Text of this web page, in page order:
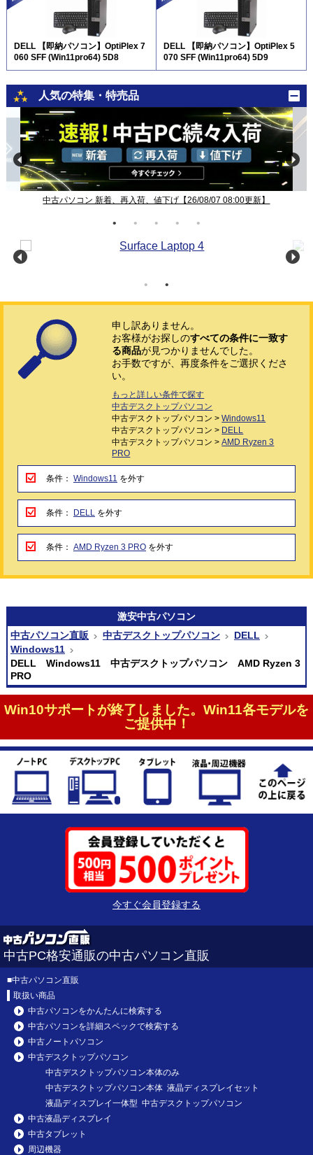
DELL 【即納パソコン】OptiPlex 7
060 SFF (Win11pro64) 5D8
DELL 【即納パソコン】OptiPlex 5
070 SFF (Win11pro64) 5D9
人気の特集・特売品
中古パソコン 新着、再入荷、値下げ【26/08/07 08:00更新】
申し訳ありません。
お客様がお探しのすべての条件に一致す
る商品が見つかりませんでした。
お手数ですが、再度条件をご選択くださ
い。
もっと詳しい条件で探す
中古デスクトップパソコン
中古デスクトップパソコン >Windows11
中古デスクトップパソコン > DELL
中古デスクトップパソコン >AMD Ryzen 3
PRO
条件： Windows11 を外す
条件： DELL を外す
条件： AMD Ryzen 3 PRO を外す
激安中古パソコン
中古パソコン直販
中古デスクトップパソコン
DELL
Windows11
DELL Windows11 中古デスクトップパソコン AMD Ryzen 3
PRO
Win10サポートが終了しました。Win11各モデルを
ご提供中！
今すぐ会員登録する
中古PC格安通販の中古パソコン直販
■中古パソコン直販
取扱い商品
中古パソコンをかんたんに検索する
中古パソコンを詳細スペックで検索する
中古ノートパソコン
中古デスクトップパソコン
中古デスクトップパソコン本体のみ
中古デスクトップパソコン本体 液晶ディスプレイセット
液晶ディスプレイ一体型 中古デスクトップパソコン
中古液晶ディスプレイ
中古タブレット
周辺機器